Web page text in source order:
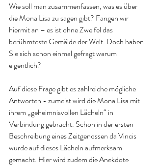
Wie soll man zusammenfassen, was es über
die Mona Lisa zu sagen gibt? Fangen wir
hiermit an – es ist ohne Zweifel das
berühmteste Gemälde der Welt. Doch haben
Sie sich schon einmal gefragt warum
eigentlich?
Auf diese Frage gibt es zahlreiche mögliche
Antworten - zumeist wird die Mona Lisa mit
ihrem „geheimnisvollen Lächeln“ in
Verbindung gebracht. Schon in der ersten
Beschreibung eines Zeitgenossen da Vincis
wurde auf dieses Lächeln aufmerksam
gemacht. Hier wird zudem die Anekdote